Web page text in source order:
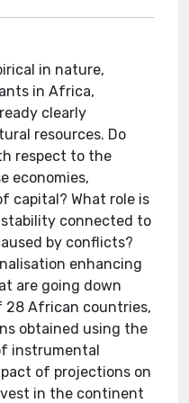
in nature,
in Africa,
clearly
resources. Do
respect to the
economies,
capital? What role is
connected to
by conflicts?
enhancing
are going down
28 African countries,
obtained using the
instrumental
of projections on
in the continent